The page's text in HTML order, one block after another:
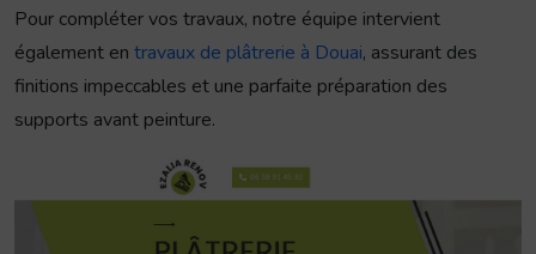
Pour compléter vos travaux, notre équipe intervient
également en travaux de plâtrerie à Douai, assurant des
finitions impeccables et une parfaite préparation des
supports avant peinture.